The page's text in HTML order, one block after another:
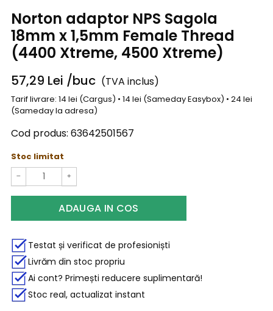
Norton adaptor NPS Sagola
18mm x 1,5mm Female Thread
(4400 Xtreme, 4500 Xtreme)
57,29 Lei /buc (TVA inclus)
Tarif livrare: 14 lei (Cargus) • 14 lei (Sameday Easybox) • 24 lei
(Sameday la adresa)
Cod produs: 63642501567
Stoc limitat
− +
ADAUGA IN COS
Testat și verificat de profesioniști
Livrăm din stoc propriu
Ai cont? Primești reducere suplimentară!
Stoc real, actualizat instant